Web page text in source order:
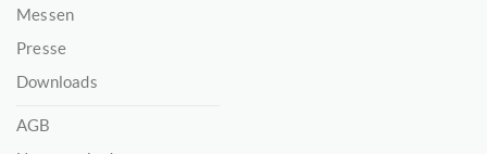
Messen
Presse
Downloads
AGB